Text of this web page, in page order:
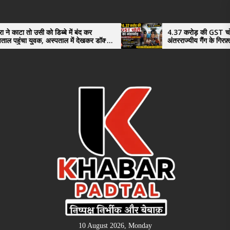
the
content
को डिब्बे में बंद कर
अस्पताल में देखकर डॉक्टर
4.37 करोड़ की GST चोरी का
अंतरराज्यीय गैंग के गिरफ़्तार तीनो आरोपी
ऊधमसिंह नगर के, साइबर ठगी छोड़
10 August 2026, Monday